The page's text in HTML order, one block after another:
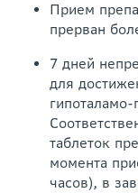
Прием
прерван
7 дней
для
таблеток
момента
часов), в